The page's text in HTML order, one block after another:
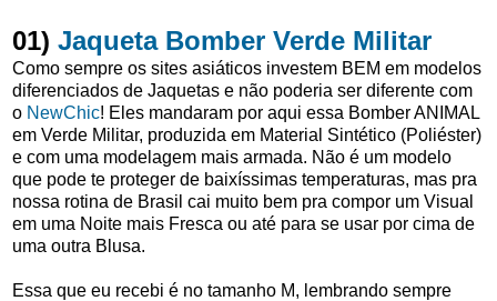
01) Jaqueta Bomber Verde Militar
Como sempre os sites asiáticos investem BEM em modelos
diferenciados de Jaquetas e não poderia ser diferente com
o NewChic! Eles mandaram por aqui essa Bomber ANIMAL
em Verde Militar, produzida em Material Sintético (Poliéster)
e com uma modelagem mais armada. Não é um modelo
que pode te proteger de baixíssimas temperaturas, mas pra
nossa rotina de Brasil cai muito bem pra compor um Visual
em uma Noite mais Fresca ou até para se usar por cima de
uma outra Blusa.
Essa que eu recebi é no tamanho M, lembrando sempre